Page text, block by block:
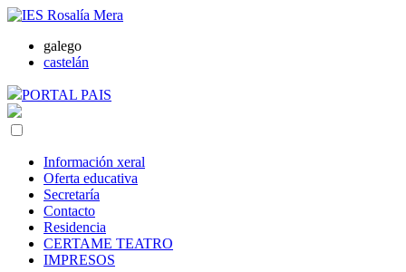
galego
castelán
PORTAL PAIS
Información xeral
Oferta educativa
Secretaría
Contacto
Residencia
CERTAME TEATRO
IMPRESOS